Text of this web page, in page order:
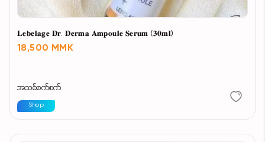
𝐋𝐞𝐛𝐞𝐥𝐚𝐠𝐞 𝐃𝐫. 𝐃𝐞𝐫𝐦𝐚 𝐀𝐦𝐩𝐨𝐮𝐥𝐞 𝐒𝐞𝐫𝐮𝐦 (𝟑𝟎𝐦𝐥)
18,500 MMK
အသစ်စက်စက်
Shop